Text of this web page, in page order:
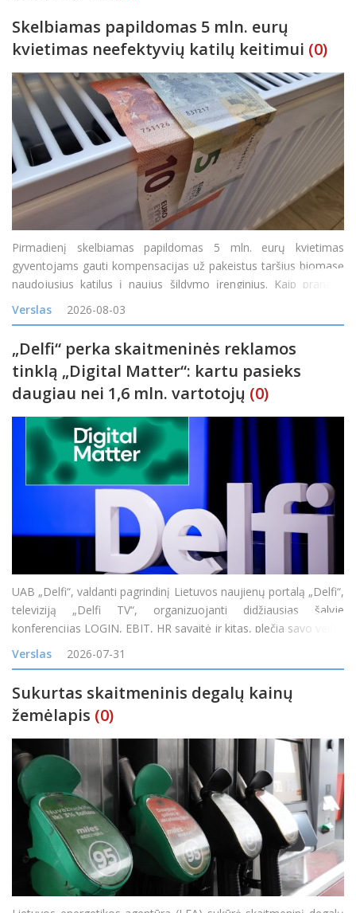
Skelbiamas papildomas 5 mln. eurų
kvietimas neefektyvių katilų keitimui (0)
Pirmadienį skelbiamas papildomas 5 mln. eurų kvietimas
gyventojams gauti kompensacijas už pakeistus taršius biomasę
naudojusius katilus į naujus šildymo įrenginius. Kaip pranešė
Lietuvos energetikos agentūra (LEA), teikti paraiškas gyventojai
galės nuo 14 val. &bdq
Verslas 2026-08-03
„Delfi“ perka skaitmeninės reklamos
tinklą „Digital Matter“: kartu pasieks
daugiau nei 1,6 mln. vartotojų (0)
UAB „Delfi“, valdanti pagrindinį Lietuvos naujienų portalą „Delfi“,
televiziją „Delfi TV“, organizuojanti didžiausias šalyje
konferencijas LOGIN, EBIT, HR savaitė ir kitas, plečia savo veiklą
įsigijusi vieną didžiausių skaitmeninės reklamos tinklų Baltijos
Verslas 2026-07-31
Sukurtas skaitmeninis degalų kainų
žemėlapis (0)